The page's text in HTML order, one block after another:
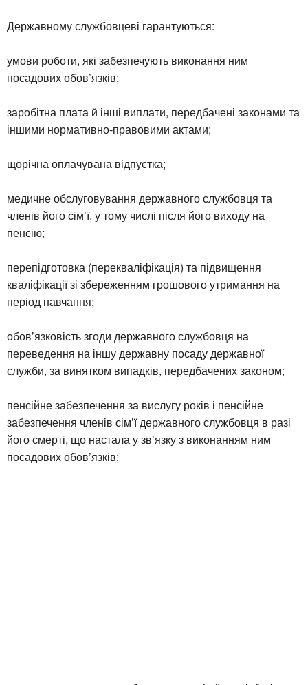
Державному службовцеві гарантуються:
умови роботи, які забезпечують виконання ним
посадових обов’язків;
заробітна плата й інші виплати, передбачені законами та
іншими нормативно-правовими актами;
щорічна оплачувана відпустка;
медичне обслуговування державного службовця та
членів його сім’ї, у тому числі після його виходу на
пенсію;
перепідготовка (перекваліфікація) та підвищення
кваліфікації зі збереженням грошового утримання на
період навчання;
обов’язковість згоди державного службовця на
переведення на іншу державну посаду державної
служби, за винятком випадків, передбачених законом;
пенсійне забезпечення за вислугу років і пенсійне
забезпечення членів сім’ї державного службовця в разі
його смерті, що настала у зв’язку з виконанням ним
посадових обов’язків;